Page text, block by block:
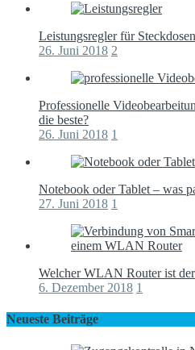
Leistungsregler für
26. Juni 2018 2
Professionelle
die beste?
26. Juni 2018 1
Notebook oder Tablet – was
27. Juni 2018 1
Welcher WLAN Router ist der
6. Dezember 2018 1
Neueste Beiträge